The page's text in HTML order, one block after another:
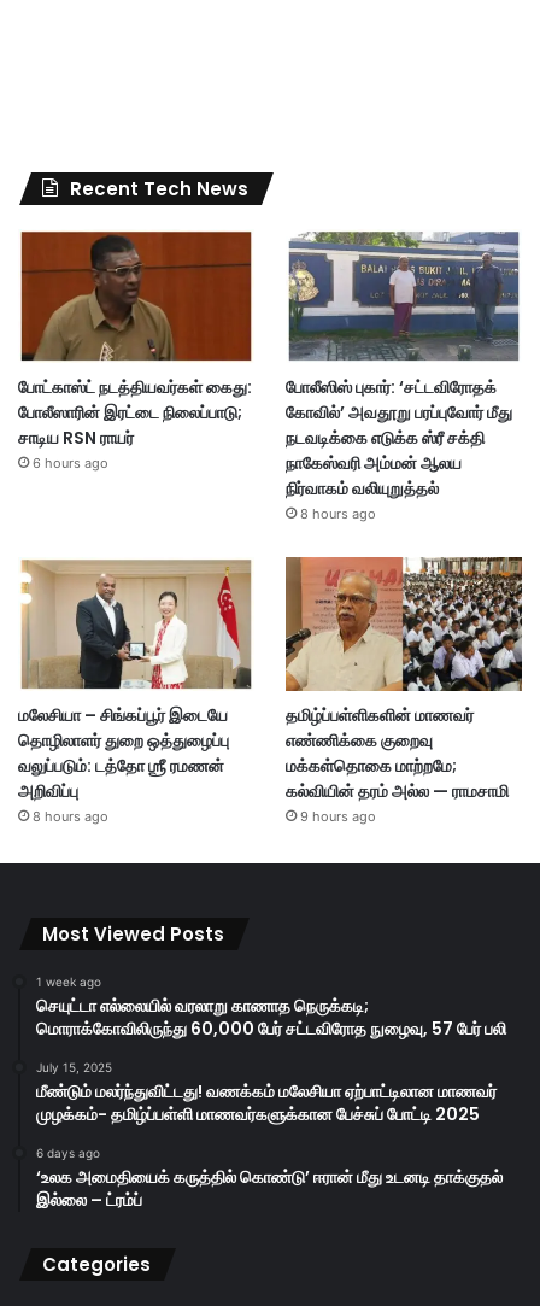
Recent Tech News
போட்காஸ்ட் நடத்தியவர்கள் கைது:
போலீஸாரின் இரட்டை நிலைப்பாடு;
சாடிய RSN ராயர்
6 hours ago
போலீஸிஸ் புகார்: ‘சட்டவிரோதக்
கோவில்’ அவதூறு பரப்புவோர் மீது
நடவடிக்கை எடுக்க ஸ்ரீ சக்தி
நாகேஸ்வரி அம்மன் ஆலய
நிர்வாகம் வலியுறுத்தல்
8 hours ago
மலேசியா – சிங்கப்பூர் இடையே
தொழிலாளர் துறை ஒத்துழைப்பு
வலுப்படும்: டத்தோ ஶ்ரீ ரமணன்
அறிவிப்பு
8 hours ago
தமிழ்ப்பள்ளிகளின் மாணவர்
எண்ணிக்கை குறைவு
மக்கள்தொகை மாற்றமே;
கல்வியின் தரம் அல்ல — ராமசாமி
9 hours ago
Most Viewed Posts
1 week ago
செயுட்டா எல்லையில் வரலாறு காணாத நெருக்கடி;
மொராக்கோவிலிருந்து 60,000 பேர் சட்டவிரோத நுழைவு, 57 பேர் பலி
July 15, 2025
மீண்டும் மலர்ந்துவிட்டது! வணக்கம் மலேசியா ஏற்பாட்டிலான மாணவர்
முழக்கம்- தமிழ்ப்பள்ளி மாணவர்களுக்கான பேச்சுப் போட்டி 2025
6 days ago
‘உலக அமைதியைக் கருத்தில் கொண்டு’ ஈரான் மீது உடனடி தாக்குதல்
இல்லை – ட்ரம்ப்
Categories